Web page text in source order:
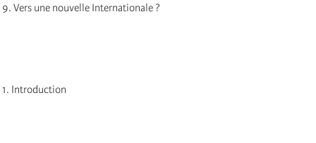
9. Vers une nouvelle Internationale ?
1. Introduction